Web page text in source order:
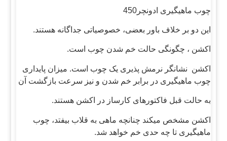
چوب ماهیگیری ادونچر450
این دو بر خلاف باور بعضی، خصوصیاتی جداگانه هستند.
اکشن ، چگونگی حالت خم شدن چوب است.
اکشن نشانگر نرمش پذیری یک چوب است. میزان پایداری
چوب ماهیگیری در برابر خم شدن و نیز سرعت بازگشت آن
به حالت قبل فاکتورهای کارساز در اکشن هستند.
اکشن مشخص میکند چنانچه ماهی به قلاب بیفتد، چوب
ماهیگیری تا چه حدی خم خواهد شد.